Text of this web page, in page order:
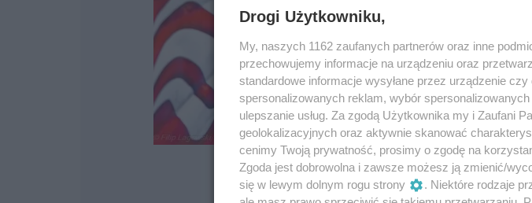
106
Drogi Użytkowniku,
My, naszych 1162 zaufanych partnerów oraz inne
przechowujemy informacje na urządzeniu oraz
standardowe informacje wysyłane przez urządzenie
spersonalizowanych reklam, wybór
ulepszanie usług. Za zgodą Użytkownika my i Zaufani
geolokalizacyjnych oraz aktywnie skanować
cenimy Twoją prywatność, prosimy o zgodę na
Zgoda jest dobrowolna i zawsze możesz ją zmienić/
się w lewym dolnym rogu strony
. Niektóre rodzaje